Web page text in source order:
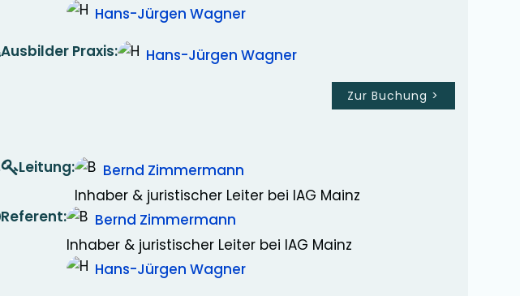
Hans-Jürgen Wagner
Ausbilder Praxis: Hans-Jürgen Wagner
Zur Buchung >
Leitung:
Bernd Zimmermann
Inhaber & juristischer Leiter bei IAG Mainz
Referent:
Bernd Zimmermann
Inhaber & juristischer Leiter bei IAG Mainz
Hans-Jürgen Wagner